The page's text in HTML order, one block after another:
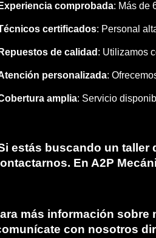
Experiencia comprobada: Más de
certificados: Personal
Repuestos de calidad : Utilizamos
personalizada:
amplia: Servicio
estás buscando un taller
En A2P
más información
con nosotros